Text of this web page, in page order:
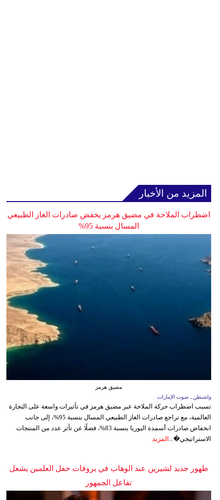
المزيد من الأخبار
اضطراب الملاحة في مضيق هرمز يخفض صادرات الغاز الطبيعي
المسال بنسبة 95%
مضيق هرمز
واشنطن ـ صوت الإمارات
تسبب اضطراب حركة الملاحة عبر مضيق هرمز في تأثيرات واسعة على التجارة
العالمية، مع تراجع صادرات الغاز الطبيعي المسال بنسبة 95%، إلى جانب
انخفاض صادرات أسمدة اليوريا بنسبة 83%، فضلًا عن تأثر عدد من المنتجات
الاستراتيجي�... المزيد
ظهور جديد لشيرين عبد الوهاب في بروفات حفل العلمين يشعل
تفاعل الجمهور